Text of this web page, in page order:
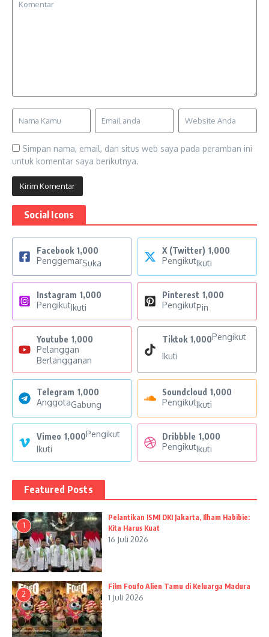
Simpan nama, email, dan situs web saya pada peramban ini
untuk komentar saya berikutnya.
Social Icons
Facebook 1,000
PenggemarSuka
X (Twitter) 1,000
PengikutIkuti
Instagram 1,000
PengikutIkuti
Pinterest 1,000
PengikutPin
Youtube 1,000
Pelanggan
Berlangganan
Tiktok 1,000Pengikut
Ikuti
Telegram 1,000
AnggotaGabung
Soundcloud 1,000
PengikutIkuti
Vimeo 1,000Pengikut
Ikuti
Dribbble 1,000
PengikutIkuti
Featured Posts
1
Pelantikan ISMI DKI Jakarta, Ilham Habibie:
Kita Harus Kuat
16 Juli 2026
2
Film Foufo Alien Tamu di Keluarga Madura
1 Juli 2026